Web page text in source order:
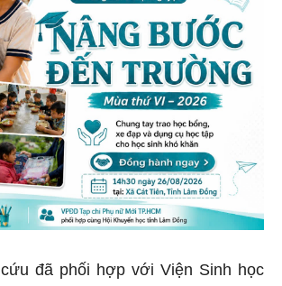
đã phối hợp với Viện Sinh học